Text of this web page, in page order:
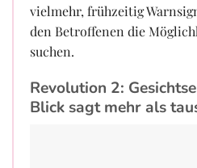
vielmehr, frühzeitig
den Betroffenen die
suchen.
Revolution 2:
Blick sagt mehr als